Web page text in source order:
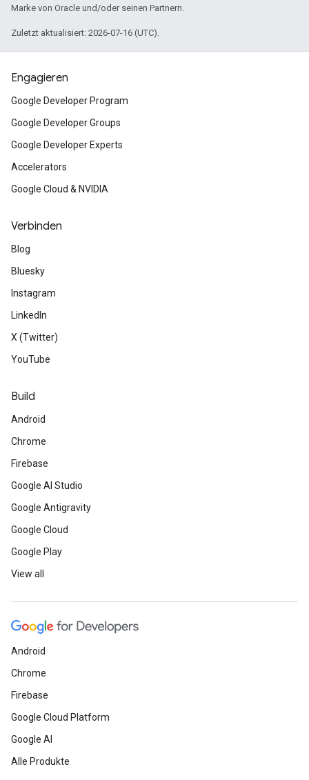
Marke von Oracle und/oder seinen Partnern.
Zuletzt aktualisiert: 2026-07-16 (UTC).
Engagieren
Google Developer Program
Google Developer Groups
Google Developer Experts
Accelerators
Google Cloud & NVIDIA
Verbinden
Blog
Bluesky
Instagram
LinkedIn
X (Twitter)
YouTube
Build
Android
Chrome
Firebase
Google AI Studio
Google Antigravity
Google Cloud
Google Play
View all
Android
Chrome
Firebase
Google Cloud Platform
Google AI
Alle Produkte